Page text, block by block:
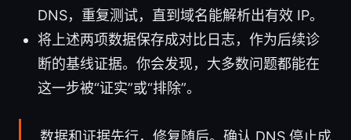
DNS，重复测试，直到域名能解析出有效 IP。
将上述两项数据保存成对比日志，作为后续诊
断的基线证据。你会发现，大多数问题都能在
这一步被“证实”或“排除”。
数据和证据先行，修复随后。确认 DNS 停止成